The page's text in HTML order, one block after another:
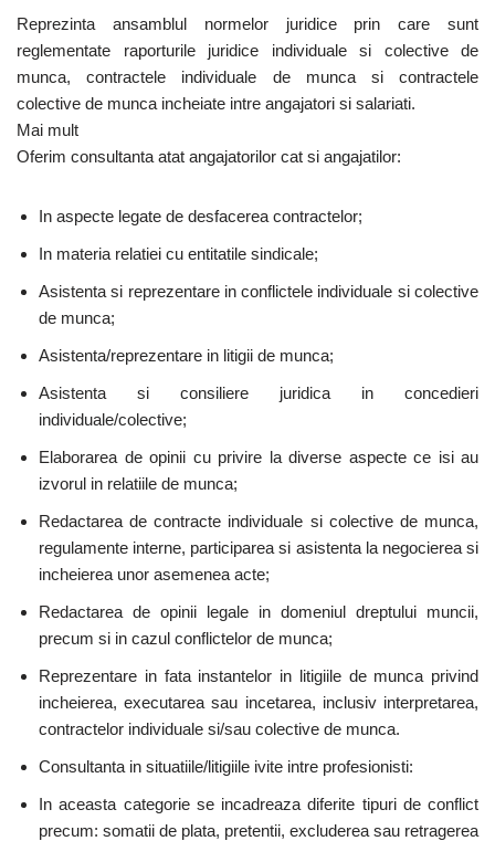
Reprezinta ansamblul normelor juridice prin care sunt
reglementate raporturile juridice individuale si colective de
munca, contractele individuale de munca si contractele
colective de munca incheiate intre angajatori si salariati.
Mai mult
Oferim consultanta atat angajatorilor cat si angajatilor:
In aspecte legate de desfacerea contractelor;
In materia relatiei cu entitatile sindicale;
Asistenta si reprezentare in conflictele individuale si colective
de munca;
Asistenta/reprezentare in litigii de munca;
Asistenta si consiliere juridica in concedieri
individuale/colective;
Elaborarea de opinii cu privire la diverse aspecte ce isi au
izvorul in relatiile de munca;
Redactarea de contracte individuale si colective de munca,
regulamente interne, participarea si asistenta la negocierea si
incheierea unor asemenea acte;
Redactarea de opinii legale in domeniul dreptului muncii,
precum si in cazul conflictelor de munca;
Reprezentare in fata instantelor in litigiile de munca privind
incheierea, executarea sau incetarea, inclusiv interpretarea,
contractelor individuale si/sau colective de munca.
Consultanta in situatiile/litigiile ivite intre profesionisti:
In aceasta categorie se incadreaza diferite tipuri de conflict
precum: somatii de plata, pretentii, excluderea sau retragerea